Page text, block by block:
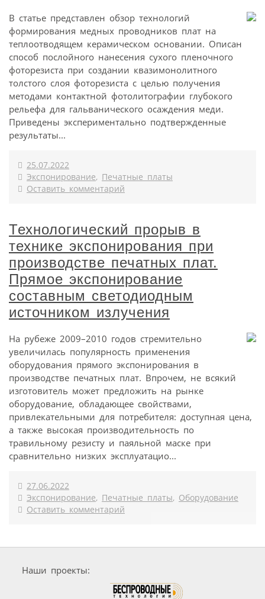
В статье представлен обзор технологий
формирования медных проводников плат на
теплоотводящем керамическом основании. Описан
способ послойного нанесения сухого пленочного
фоторезиста при создании квазимонолитного
толстого слоя фоторезиста с целью получения
методами контактной фотолитографии глубокого
рельефа для гальванического осаждения меди.
Приведены экспериментально подтвержденные
результаты...
25.07.2022
Экспонирование, Печатные платы
Оставить комментарий
Технологический прорыв в
технике экспонирования при
производстве печатных плат.
Прямое экспонирование
составным светодиодным
источником излучения
На рубеже 2009–2010 годов стремительно
увеличилась популярность применения
оборудования прямого экспонирования в
производстве печатных плат. Впрочем, не всякий
изготовитель может предложить на рынке
оборудование, обладающее свойствами,
привлекательными для потребителя: доступная цена,
а также высокая производительность по
травильному резисту и паяльной маске при
сравнительно низких эксплуатацио...
27.06.2022
Экспонирование, Печатные платы, Оборудование
Оставить комментарий
Наши проекты: